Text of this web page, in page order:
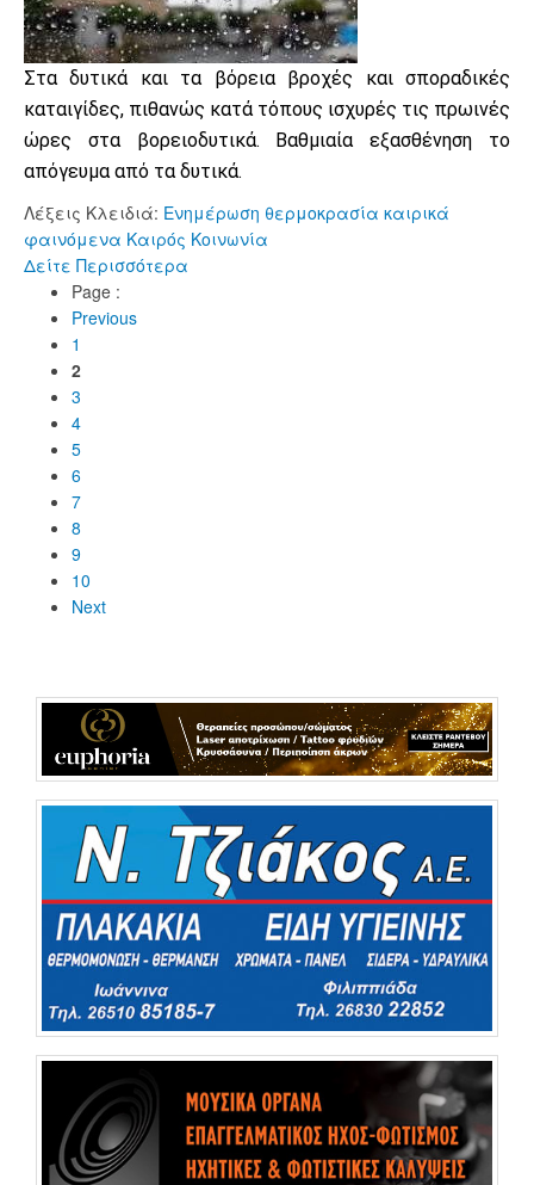
Στα δυτικά και τα βόρεια βροχές και σποραδικές
καταιγίδες, πιθανώς κατά τόπους ισχυρές τις πρωινές
ώρες στα βορειοδυτικά. Βαθμιαία εξασθένηση το
απόγευμα από τα δυτικά.
Λέξεις Κλειδιά: Ενημέρωση θερμοκρασία καιρικά
φαινόμενα Καιρός Κοινωνία
Δείτε Περισσότερα
Page :
Previous
1
2
3
4
5
6
7
8
9
10
Next